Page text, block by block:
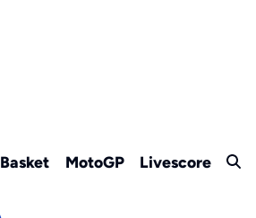
Basket MotoGP Livescore